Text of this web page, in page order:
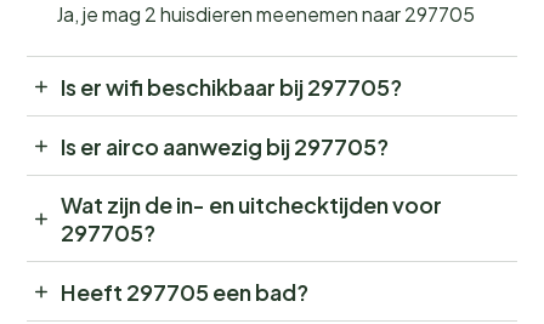
Ja, je mag 2 huisdieren meenemen naar 297705
Is er wifi beschikbaar bij 297705?
Is er airco aanwezig bij 297705?
Wat zijn de in- en uitchecktijden voor
297705?
Heeft 297705 een bad?